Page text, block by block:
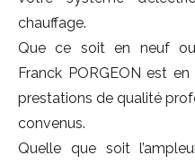
chauffage.
Que ce soit en neuf ou
Franck PORGEON est
prestations de qualité
convenus.
Quelle que soit